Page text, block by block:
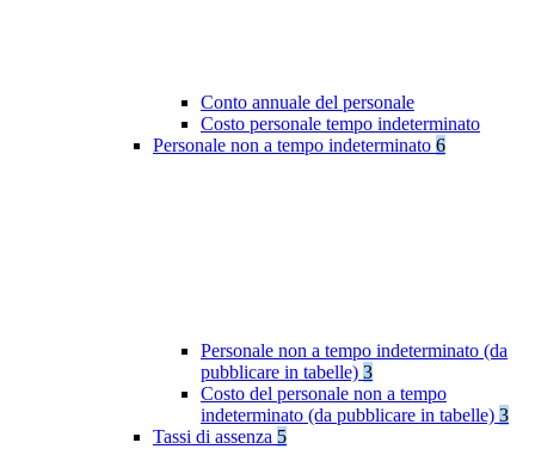
Conto annuale del personale
Costo personale tempo indeterminato
Personale non a tempo indeterminato 6
Personale non a tempo indeterminato (da
pubblicare in tabelle) 3
Costo del personale non a tempo
indeterminato (da pubblicare in tabelle) 3
Tassi di assenza 5